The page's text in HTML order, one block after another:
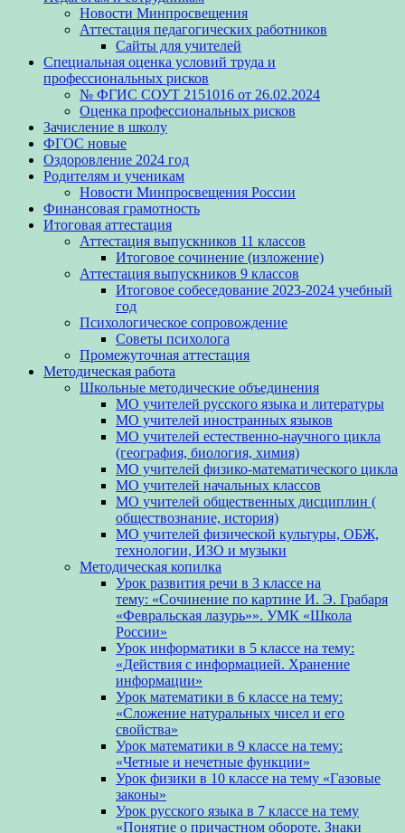
Новости Минпросвещения
Аттестация педагогических работников
Сайты для учителей
Специальная оценка условий труда и
профессиональных рисков
№ ФГИС СОУТ 2151016 от 26.02.2024
Оценка профессиональных рисков
Зачисление в школу
ФГОС новые
Оздоровление 2024 год
Родителям и ученикам
Новости Минпросвещения России
Финансовая грамотность
Итоговая аттестация
Аттестация выпускников 11 классов
Итоговое сочинение (изложение)
Аттестация выпускников 9 классов
Итоговое собеседование 2023-2024 учебный
год
Психологическое сопровождение
Советы психолога
Промежуточная аттестация
Методическая работа
Школьные методические объединения
МО учителей русского языка и литературы
МО учителей иностранных языков
МО учителей естественно-научного цикла
(география, биология, химия)
МО учителей физико-математического цикла
МО учителей начальных классов
МО учителей общественных дисциплин (
обществознание, история)
МО учителей физической культуры, ОБЖ,
технологии, ИЗО и музыки
Методическая копилка
Урок развития речи в 3 классе на
тему: «Сочинение по картине И. Э. Грабаря
«Февральская лазурь»». УМК «Школа
России»
Урок информатики в 5 классе на тему:
«Действия с информацией. Хранение
информации»
Урок математики в 6 классе на тему:
«Сложение натуральных чисел и его
свойства»
Урок математики в 9 классе на тему:
«Четные и нечетные функции»
Урок физики в 10 классе на тему «Газовые
законы»
Урок русского языка в 7 классе на тему
«Понятие о причастном обороте. Знаки